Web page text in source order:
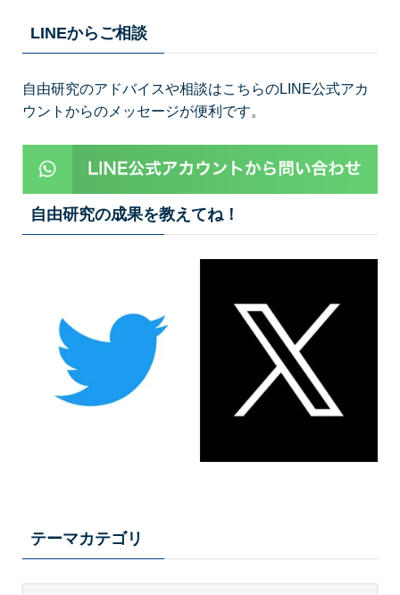
LINEからご相談
自由研究のアドバイスや相談はこちらのLINE公式アカ
ウントからのメッセージが便利です。
自由研究の成果を教えてね！
テーマカテゴリ